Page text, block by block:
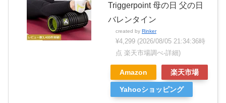
Triggerpoint 母の日 父の日
バレンタイン
created by Rinker
¥4,299 (2026/08/05 21:34:36時
点 楽天市場調べ-詳細)
Amazon 楽天市場
Yahooショッピング